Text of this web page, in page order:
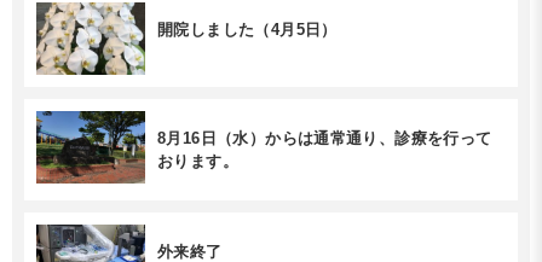
開院しました（4月5日）
8月16日（水）からは通常通り、診療を行って
おります。
外来終了